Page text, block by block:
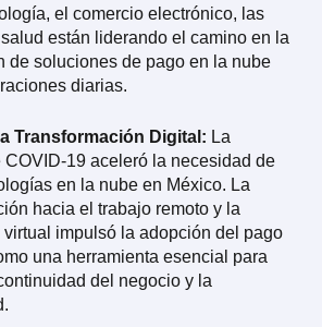
el comercio electrónico, las
están liderando el camino en la
de soluciones de pago en la nube
diarias.
Transformación Digital: La
COVID-19 aceleró la necesidad de
en la nube en México. La
hacia el trabajo remoto y la
impulsó la adopción del pago
una herramienta esencial para
del negocio y la